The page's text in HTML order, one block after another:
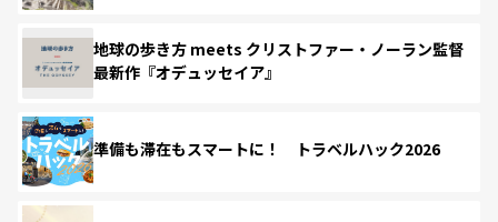
地球の歩き方 meets クリストファー・ノーラン監督
最新作『オデュッセイア』
準備も滞在もスマートに！ トラベルハック2026